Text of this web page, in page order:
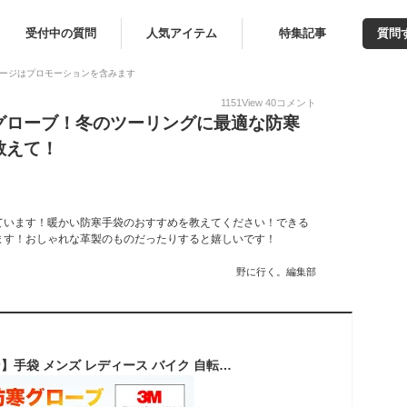
受付中の質問 人気アイテム 特集記事 質問
ジはプロモーションを含みます
1151View 40コメント
ーブ！冬のツーリングに最適な防寒
て！
ます！暖かい防寒手袋のおすすめを教えてください！できる
！おしゃれな革製のものだったりすると嬉しいです！
野に行く。編集部
【100円OFFクーポン】手袋 メンズ レディース バイク 自転車 グローブ 防寒 防水 裏起毛 【3Mシンサレート高機能中綿素材】冬 アウトドア 全指 スマホ対応 防風 雪 冬用 スノーボード スキー スマートフォン対応 グローブ 撥水 冬物